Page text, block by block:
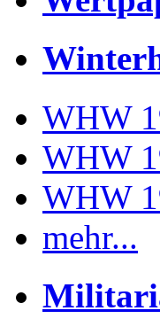
WHW
WHW
WHW
mehr...